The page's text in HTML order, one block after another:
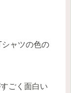
シャツの色の
ごく面白い